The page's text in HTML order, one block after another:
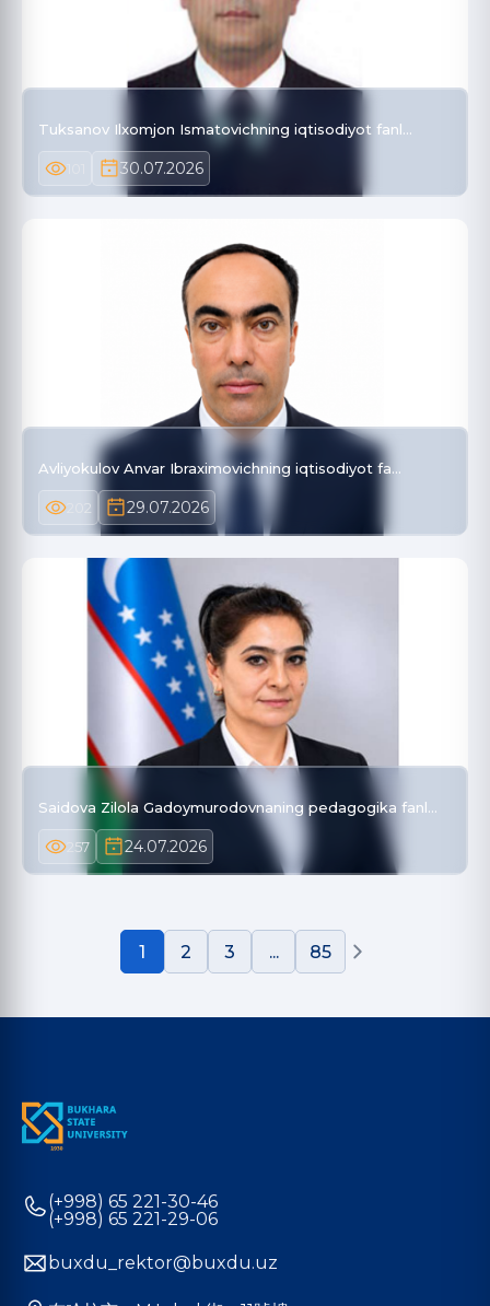
Tuksanov Ilxomjon Ismatovichning iqtisodiyot fanl…
30.07.2026
Avliyokulov Anvar Ibraximovichning iqtisodiyot fa…
202 29.07.2026
Saidova Zilola Gadoymurodovnaning pedagogika fanl…
257 24.07.2026
1 2 3 ... 85
(+998) 65 221-30-46
(+998) 65 221-29-06
buxdu_rektor@buxdu.uz